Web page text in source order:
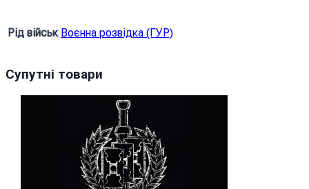
кількість
Рід військ Воєнна розвідка (ГУР)
Супутні товари